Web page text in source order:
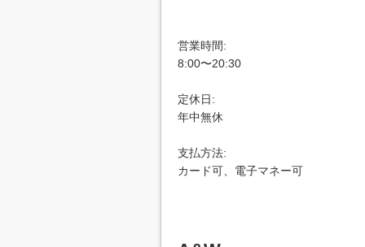
営業時間:
8:00〜20:30
定休日:
年中無休
支払方法:
カード可、電子マネー可